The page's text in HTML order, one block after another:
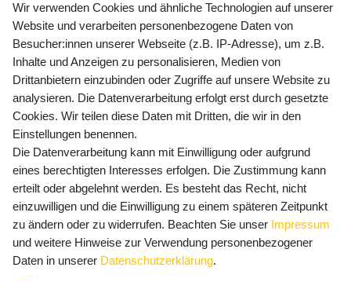
Preisangaben inkl. gesetzl. MwSt. und zzgl. Service- und
Versandkosten
Newsletter Anmeldung - Keine Angebote
mehr verpassen!
E-MAIL **
Newsletter
Honig
Hiermit bestätige ich, dass ich dieDaten­schutz­erklärung
Wir verwenden Cookies und ähnliche Technologien auf unserer
Website und verarbeiten personenbezogene Daten von
Besucher:innen unserer Webseite (z.B. IP-Adresse), um z.B.
Inhalte und Anzeigen zu personalisieren, Medien von
Drittanbietern einzubinden oder Zugriffe auf unsere Website zu
analysieren. Die Datenverarbeitung erfolgt erst durch gesetzte
Cookies. Wir teilen diese Daten mit Dritten, die wir in den
Einstellungen benennen.
Die Datenverarbeitung kann mit Einwilligung oder aufgrund
eines berechtigten Interesses erfolgen. Die Zustimmung kann
erteilt oder abgelehnt werden. Es besteht das Recht, nicht
einzuwilligen und die Einwilligung zu einem späteren Zeitpunkt
zu ändern oder zu widerrufen. Beachten Sie unser Impressum
und weitere Hinweise zur Verwendung personenbezogener
Daten in unserer Daten­schutz­erklärung.